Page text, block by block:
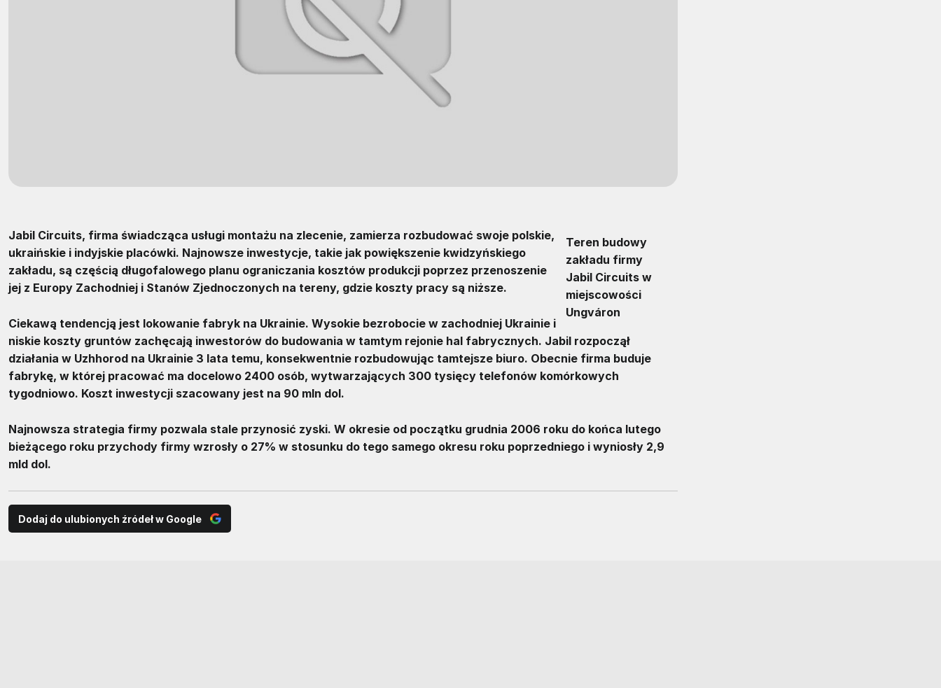
Teren budowy
zakładu firmy
Jabil Circuits w
miejscowości
Ungváron
Jabil Circuits, firma świadcząca usługi montażu na zlecenie, zamierza rozbudować swoje polskie,
ukraińskie i indyjskie placówki. Najnowsze inwestycje, takie jak powiększenie kwidzyńskiego
zakładu, są częścią długofalowego planu ograniczania kosztów produkcji poprzez przenoszenie
jej z Europy Zachodniej i Stanów Zjednoczonych na tereny, gdzie koszty pracy są niższe.
Ciekawą tendencją jest lokowanie fabryk na Ukrainie. Wysokie bezrobocie w zachodniej Ukrainie i
niskie koszty gruntów zachęcają inwestorów do budowania w tamtym rejonie hal fabrycznych. Jabil rozpoczął
działania w Uzhhorod na Ukrainie 3 lata temu, konsekwentnie rozbudowując tamtejsze biuro. Obecnie firma buduje
fabrykę, w której pracować ma docelowo 2400 osób, wytwarzających 300 tysięcy telefonów komórkowych
tygodniowo. Koszt inwestycji szacowany jest na 90 mln dol.
Najnowsza strategia firmy pozwala stale przynosić zyski. W okresie od początku grudnia 2006 roku do końca lutego
bieżącego roku przychody firmy wzrosły o 27% w stosunku do tego samego okresu roku poprzedniego i wyniosły 2,9
mld dol.
Dodaj do ulubionych źródeł w Google